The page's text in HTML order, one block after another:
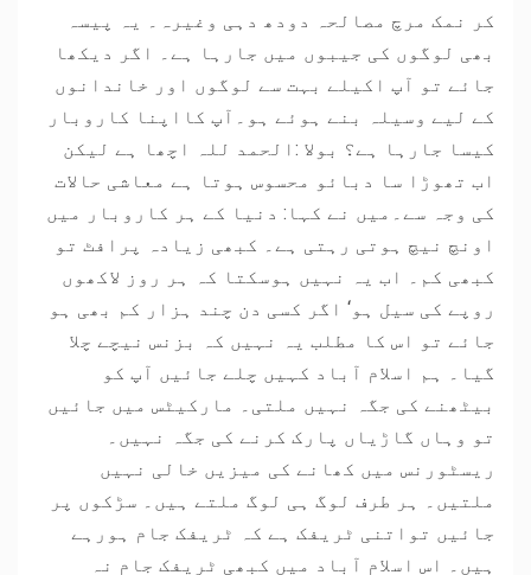
کر نمک مرچ مصالحہ دودھ دہی وغیرہ۔ یہ پیسہ
بھی لوگوں کی جیبوں میں جارہا ہے۔ اگر دیکھا
جائے تو آپ اکیلے بہت سے لوگوں اور خاندانوں
کے لیے وسیلہ بنے ہوئے ہو۔آپ کااپنا کاروبار
کیسا جارہا ہے؟ بولا :الحمد للہ اچھا ہے لیکن
اب تھوڑا سا دبائو محسوس ہوتا ہے معاشی حالات
کی وجہ سے۔میں نے کہا: دنیا کے ہر کاروبار میں
اونچ نیچ ہوتی رہتی ہے۔ کبھی زیادہ پرافٹ تو
کبھی کم۔ اب یہ نہیں ہوسکتا کہ ہر روز لاکھوں
روپے کی سیل ہو‘ اگر کسی دن چند ہزار کم بھی ہو
جائے تو اس کا مطلب یہ نہیں کہ بزنس نیچے چلا
گیا۔ ہم اسلام آباد کہیں چلے جائیں آپ کو
بیٹھنے کی جگہ نہیں ملتی۔ مارکیٹس میں جائیں
تو وہاں گاڑیاں پارک کرنے کی جگہ نہیں۔
ریسٹورنس میں کھانے کی میزیں خالی نہیں
ملتیں۔ ہر طرف لوگ ہی لوگ ملتے ہیں۔ سڑکوں پر
جائیں تواتنی ٹریفک ہے کہ ٹریفک جام ہورہے
ہیں۔ اس اسلام آباد میں کبھی ٹریفک جام نہ